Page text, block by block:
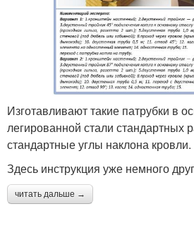
Изготавливают такие патрубки в
легированной стали стандартных
стандартные углы наклона кровли.
Здесь инструкция уже немного
читать дальше →